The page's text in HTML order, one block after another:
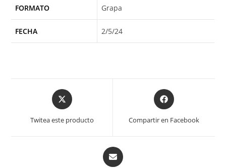
FORMATO Grapa
FECHA 2/5/24
Opens
in
Twitea este producto
Opens
in
a
Compartir en Facebook
Opens
in